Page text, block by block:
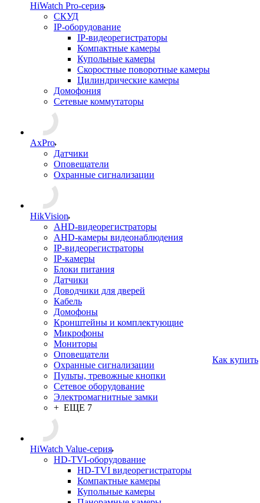
HiWatch Pro-серия
CКУД
IP-оборудование
IP-видеорегистраторы
Компактные камеры
Купольные камеры
Скоростные поворотные камеры
Цилиндрические камеры
Домофония
Сетевые коммутаторы
AxPro
Датчики
Оповещатели
Охранные сигнализации
HikVision
AHD-видеорегистраторы
AHD-камеры видеонаблюдения
IP-видеорегистраторы
IP-камеры
Блоки питания
Датчики
Доводчики для дверей
Кабель
Домофоны
Кронштейны и комплектующие
Микрофоны
Мониторы
Оповещатели
Охранные сигнализации
Пульты, тревожные кнопки
Сетевое оборудование
Электромагнитные замки
+ ЕЩЕ 7
HiWatch Value-серия
HD-TVI-оборудование
HD-TVI видеорегистраторы
Компактные камеры
Купольные камеры
Как купить